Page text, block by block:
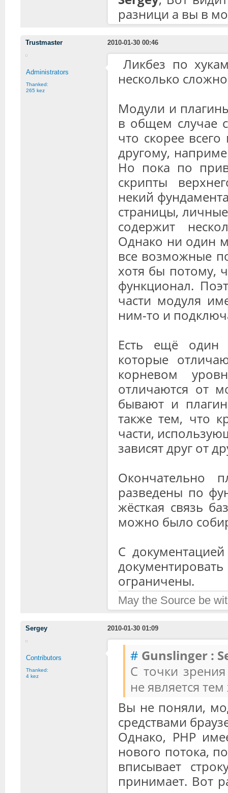
разници а вы в
Trustmaster 2010-01-30 00:46
Administrators
Thanked:
265 kez
Ликбез по
несколько
Модули и
в общем случае
что скорее
другому,
Но пока по
скрипты
некий
страницы,
содержит
Однако ни один
все возможные
хотя бы потому,
функционал.
части модуля
ним-то и
Есть ещё один
которые
корневом
отличаются от
бывают и
также тем, что
части,
зависят друг от
разведены по
жёсткая связь
можно было
С
ограничены.
May the Source be
Sergey 2010-01-30 01:09
Contributors
Thanked:
4 kez
# Gunslinger :
С точки
не является
Вы не поняли,
средствами
Однако, PHP
нового потока,
вписывает
принимает. Вот